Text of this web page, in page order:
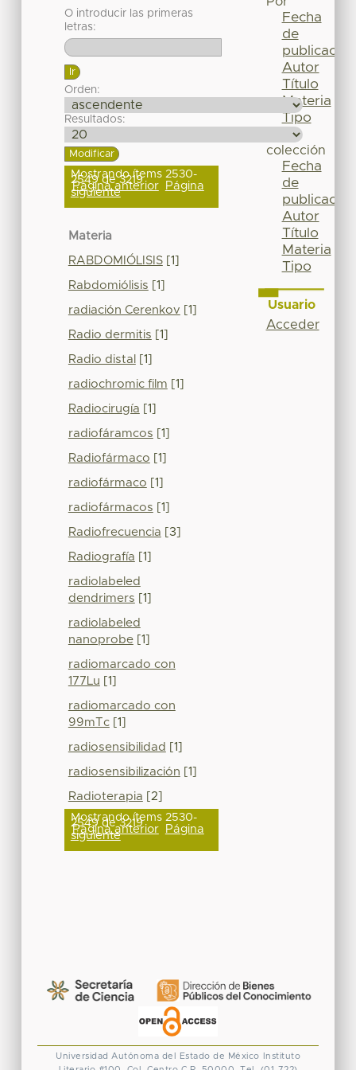
O introducir las primeras
letras:
Orden:
Resultados:
Mostrando ítems 2530-
2549 de 3219
Página anterior Página
siguiente
Materia
RABDOMIÓLISIS[1]
Rabdomiólisis [1]
radiación Cerenkov [1]
Radio dermitis [1]
Radio distal [1]
radiochromic film [1]
Radiocirugía [1]
radiofáramcos [1]
Radiofármaco [1]
radiofármaco [1]
radiofármacos [1]
Radiofrecuencia [3]
Radiografía [1]
radiolabeled
dendrimers [1]
radiolabeled
nanoprobe[1]
radiomarcado con
177Lu [1]
radiomarcado con
99mTc[1]
radiosensibilidad [1]
radiosensibilización [1]
Radioterapia [2]
Mostrando ítems 2530-
2549 de 3219
Página anterior Página
siguiente
Fecha
de
publicación
Autor
Título
Materia
Tipo
colección
Fecha
de
publicación
Autor
Título
Materia
Tipo
Usuario
Acceder
Universidad Autónoma del Estado de México
Instituto